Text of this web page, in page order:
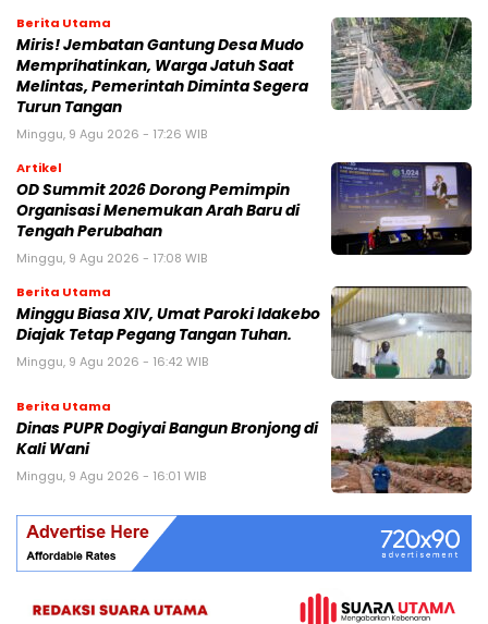
Berita Utama
Miris! Jembatan Gantung Desa Mudo
Memprihatinkan, Warga Jatuh Saat
Melintas, Pemerintah Diminta Segera
Turun Tangan
Minggu, 9 Agu 2026 - 17:26 WIB
Artikel
OD Summit 2026 Dorong Pemimpin
Organisasi Menemukan Arah Baru di
Tengah Perubahan
Minggu, 9 Agu 2026 - 17:08 WIB
Berita Utama
Minggu Biasa XIV, Umat Paroki Idakebo
Diajak Tetap Pegang Tangan Tuhan.
Minggu, 9 Agu 2026 - 16:42 WIB
Berita Utama
Dinas PUPR Dogiyai Bangun Bronjong di
Kali Wani
Minggu, 9 Agu 2026 - 16:01 WIB